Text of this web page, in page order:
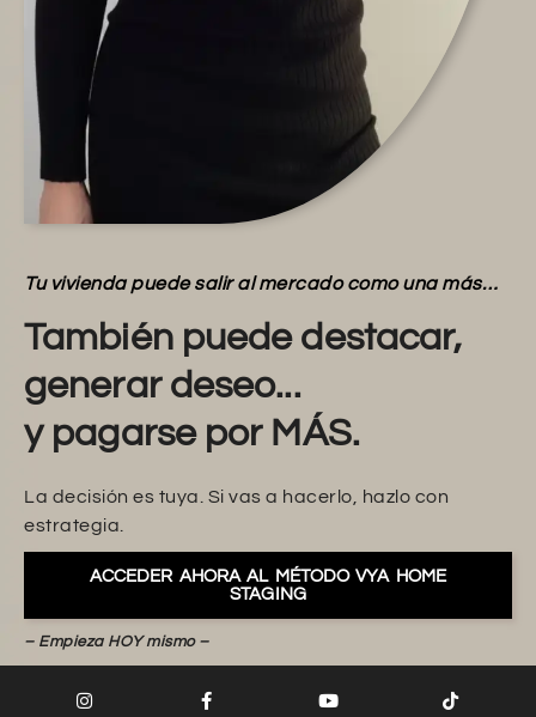
Tu vivienda puede salir al mercado como una más…
También puede destacar,
generar deseo...
y pagarse por MÁS.
La decisión es tuya. Si vas a hacerlo, hazlo con
estrategia.
ACCEDER AHORA AL MÉTODO VYA HOME
STAGING
– Empieza HOY mismo –